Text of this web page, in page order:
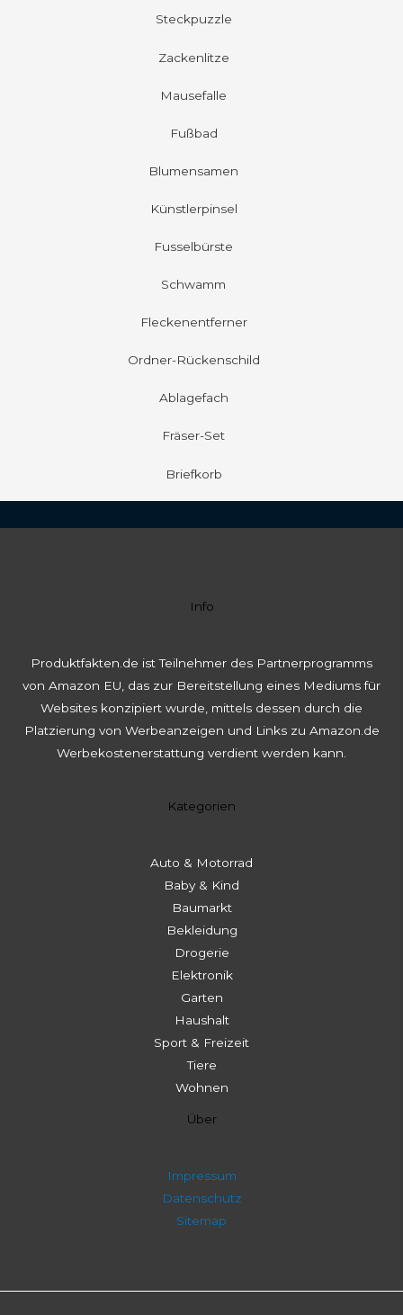
Steckpuzzle
Zackenlitze
Mausefalle
Fußbad
Blumensamen
Künstlerpinsel
Fusselbürste
Schwamm
Fleckenentferner
Ordner-Rückenschild
Ablagefach
Fräser-Set
Briefkorb
Info
Produktfakten.de ist Teilnehmer des Partnerprogramms
von Amazon EU, das zur Bereitstellung eines Mediums für
Websites konzipiert wurde, mittels dessen durch die
Platzierung von Werbeanzeigen und Links zu Amazon.de
Werbekostenerstattung verdient werden kann.
Kategorien
Auto & Motorrad
Baby & Kind
Baumarkt
Bekleidung
Drogerie
Elektronik
Garten
Haushalt
Sport & Freizeit
Tiere
Wohnen
Über
Impressum
Datenschutz
Sitemap